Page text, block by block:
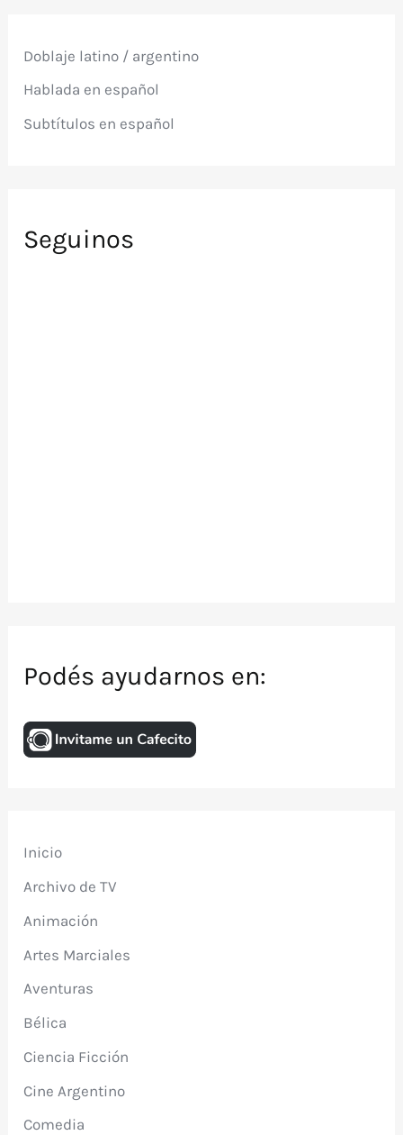
o
:
Doblaje latino / argentino
Hablada en español
Subtítulos en español
Seguinos
Podés ayudarnos en:
Inicio
Archivo de TV
Animación
Artes Marciales
Aventuras
Bélica
Ciencia Ficción
Cine Argentino
Comedia